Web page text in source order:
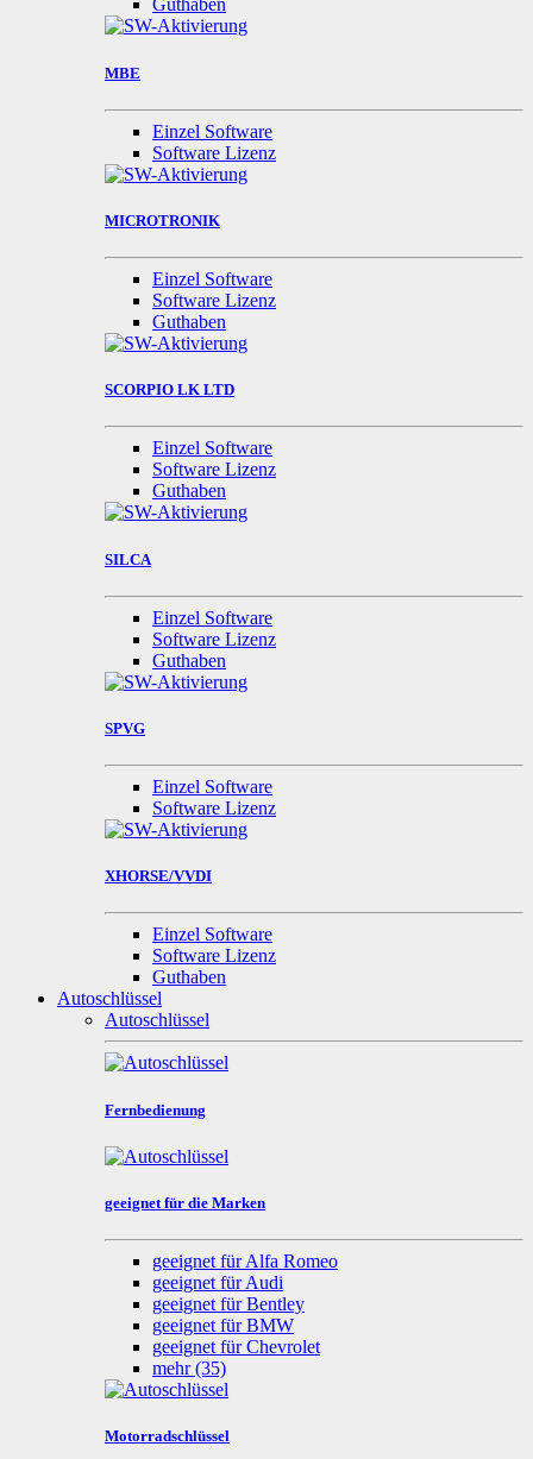
Guthaben
MBE
Einzel Software
Software Lizenz
MICROTRONIK
Einzel Software
Software Lizenz
Guthaben
SCORPIO LK LTD
Einzel Software
Software Lizenz
Guthaben
SILCA
Einzel Software
Software Lizenz
Guthaben
SPVG
Einzel Software
Software Lizenz
XHORSE/VVDI
Einzel Software
Software Lizenz
Guthaben
Autoschlüssel
Autoschlüssel
Fernbedienung
geeignet für die Marken
geeignet für Alfa Romeo
geeignet für Audi
geeignet für Bentley
geeignet für BMW
geeignet für Chevrolet
mehr(35)
Motorradschlüssel